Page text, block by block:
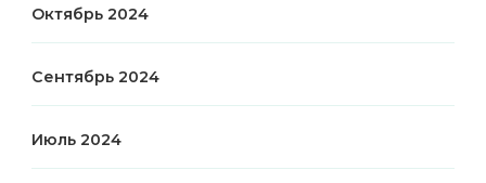
Октябрь 2024
Сентябрь 2024
Июль 2024